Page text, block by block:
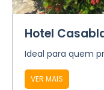
Hotel
Ideal para quem
VER MAIS